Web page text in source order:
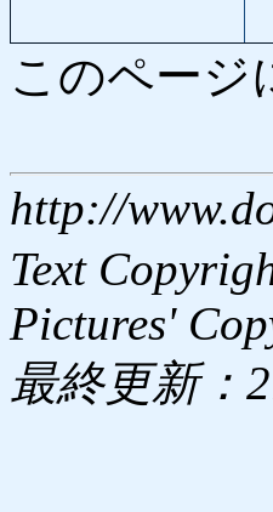
このページ
http://
Text
Pictures'
最終更新：